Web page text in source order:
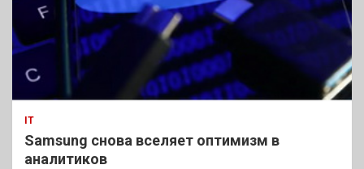
IT
Samsung снова вселяет оптимизм в
аналитиков